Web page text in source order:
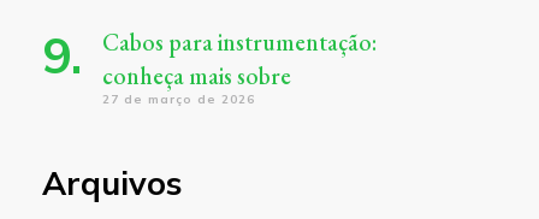
Cabos para instrumentação:
conheça mais sobre
27 de março de 2026
Arquivos